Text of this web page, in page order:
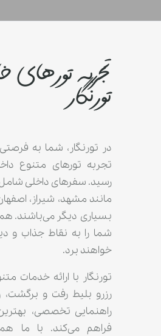
تجربه
تورنگار
در تورنگار، شما به
تجربه تورهای متنوع
رسید. سفرهای داخلی
مانند مشهد، شیراز،
بسیاری دیگر می‌باشند.
شما را به نقاط جذاب و
خواهند برد.
تورنگار با ارائه خدمات
رزرو بلیط رفت و برگشت،
راهنمایی تخصصی،
فراهم می‌کند. با ما